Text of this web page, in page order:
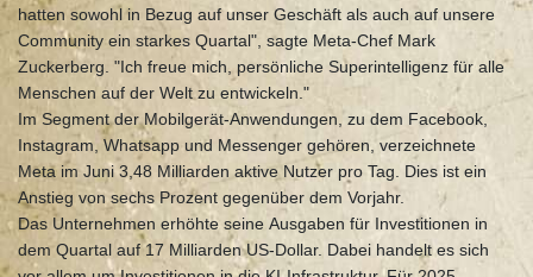
hatten sowohl in Bezug auf unser Geschäft als auch auf unsere
Community ein starkes Quartal", sagte Meta-Chef Mark
Zuckerberg. "Ich freue mich, persönliche Superintelligenz für alle
Menschen auf der Welt zu entwickeln."
Im Segment der Mobilgerät-Anwendungen, zu dem Facebook,
Instagram, Whatsapp und Messenger gehören, verzeichnete
Meta im Juni 3,48 Milliarden aktive Nutzer pro Tag. Dies ist ein
Anstieg von sechs Prozent gegenüber dem Vorjahr.
Das Unternehmen erhöhte seine Ausgaben für Investitionen in
dem Quartal auf 17 Milliarden US-Dollar. Dabei handelt es sich